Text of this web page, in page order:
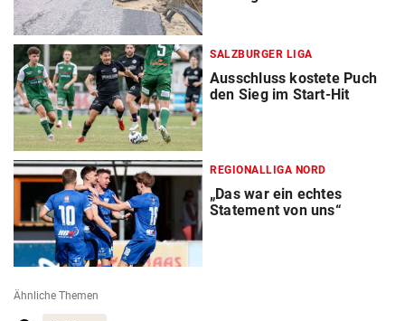
SALZBURGER LIGA
Ausschluss kostete Puch
den Sieg im Start-Hit
REGIONALLIGA NORD
„Das war ein echtes
Statement von uns“
Ähnliche Themen